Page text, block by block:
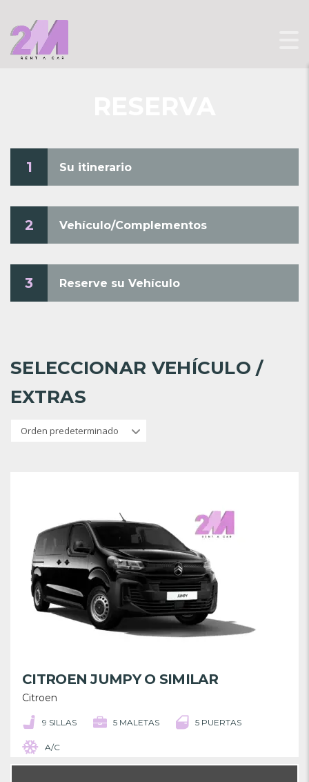
1 Su itinerario
2 Vehículo/Complementos
3 Reserve su Vehículo
SELECCIONAR VEHÍCULO /
EXTRAS
Orden predeterminado
CITROEN JUMPY O SIMILAR
Citroen
9 SILLAS 5 MALETAS 5 PUERTAS
A/C